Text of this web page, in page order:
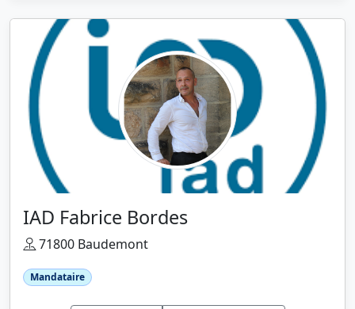
IAD Fabrice Bordes
71800 Baudemont
Mandataire